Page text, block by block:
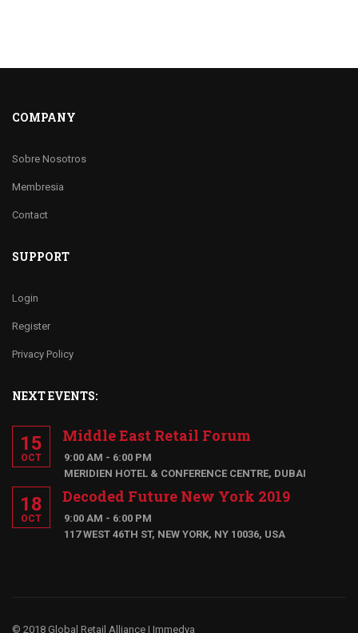
COMPANY
Sobre Nosotros
Membresia
Contact
SUPPORT
Login
Register
Privacy Policy
NEXT EVENTS:
15
OCT
Middle East Retail Forum
9:00 AM - 6:00 PM
MERIDIEN HOTEL & CONFERENCE CENTRE, DUBAI
18
OCT
Decoded Future New York 2019
9:00 AM - 6:00 PM
117 WEST 46TH ST, NEW YORK, NY 10036, USA
© 2018 Global Retail Alliance | Immedya